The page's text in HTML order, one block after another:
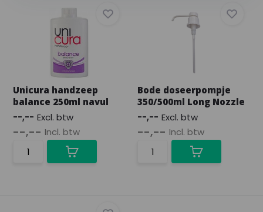
Unicura handzeep
balance 250ml navul
--,-- Excl. btw
--,-- Incl. btw
Bode doseerpompje
350/500ml Long Nozzle
--,-- Excl. btw
--,-- Incl. btw